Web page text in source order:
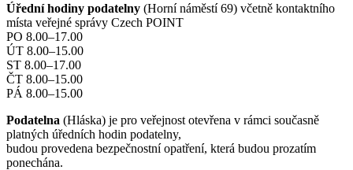
Úřední hodiny podatelny (Horní náměstí 69) včetně kontaktního
místa veřejné správy Czech POINT
PO 8.00–17.00
ÚT 8.00–15.00
ST 8.00–17.00
ČT 8.00–15.00
PÁ 8.00–15.00
Podatelna (Hláska) je pro veřejnost otevřena v rámci současně
platných úředních hodin podatelny,
budou provedena bezpečnostní opatření, která budou prozatím
ponechána.